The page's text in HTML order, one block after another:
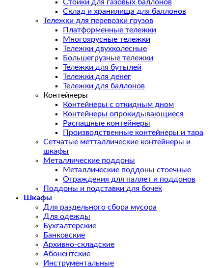
Стойки для газовых баллонов
Склад и хранилища для баллонов
Тележки для перевозки грузов
Платформенные тележки
Многоярусные тележки
Тележки двухколесные
Большегрузные тележки
Тележки для бутылей
Тележки для денег
Тележки для баллонов
Контейнеры
Контейнеры с откидным дном
Контейнеры опрокидывающиеся
Распашные контейнеры
Производственные контейнеры и тара
Сетчатые метталлические контейнеры и
шкафы
Металлические поддоны
Металлические поддоны стоечные
Ограждения для паллет и поддонов
Поддоны и подставки для бочек
Шкафы
Для раздельного сбора мусора
Для одежды
Бухгалтерские
Банковские
Архивно-складские
Абонентские
Инструментальные